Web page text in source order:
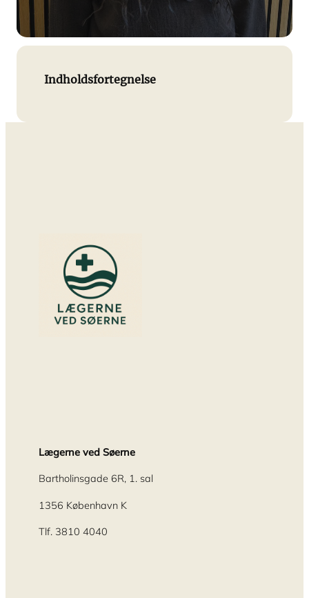
Indholdsfortegnelse
Lægerne ved Søerne
Bartholinsgade 6R, 1. sal
1356 København K
Tlf. 3810 4040